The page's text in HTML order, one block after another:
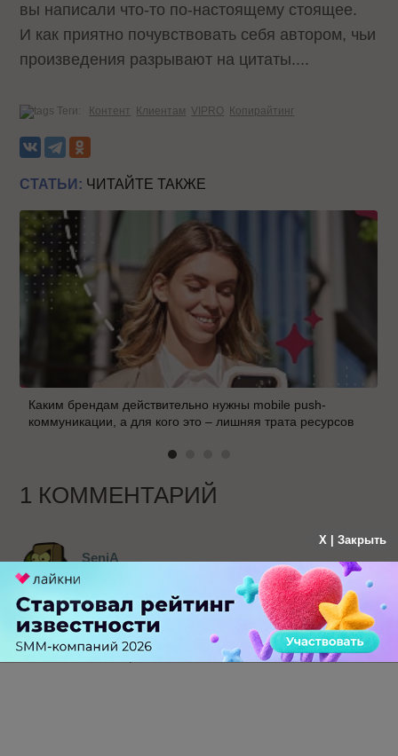
вы написали что-то по-настоящему стоящее.
И как приятно почувствовать себя автором, чьи
произведения разрывают на цитаты....
Теги: Контент Клиентам VIPRO Копирайтинг
СТАТЬИ: ЧИТАЙТЕ ТАКЖЕ
Каким брендам действительно нужны mobile push-
коммуникации, а для кого это – лишняя трата ресурсов
1 КОММЕНТАРИЙ
SeniA
Последний абзац статьи... Слабое утешение!!!
Ничего, кроме досады и злости, не
испытываешь от того, что твою работу
"спионерили"
X | Закрыть